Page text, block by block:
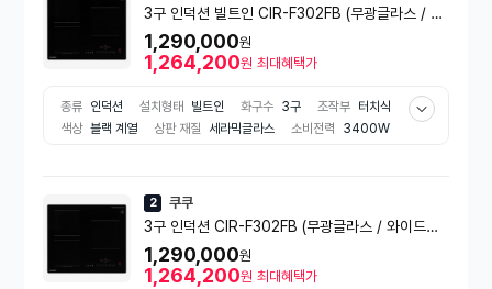
3구 인덕션 빌트인 CIR-F302FB (무광글라스 / 와
이드플렉스존)
1,290,000원
1,264,200원 최대혜택가
종류 인덕션 설치형태 빌트인 화구수 3구 조작부 터치식
색상 블랙 계열 상판 재질 세라믹글라스 소비전력
3400W
2 쿠쿠
3구 인덕션 CIR-F302FB (무광글라스 / 와이드플
렉스존)
1,290,000원
1,264,200원 최대혜택가